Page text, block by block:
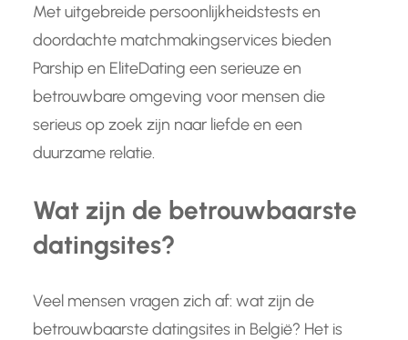
Met uitgebreide persoonlijkheidstests en
doordachte matchmakingservices bieden
Parship en EliteDating een serieuze en
betrouwbare omgeving voor mensen die
serieus op zoek zijn naar liefde en een
duurzame relatie.
Wat zijn de betrouwbaarste
datingsites?
Veel mensen vragen zich af: wat zijn de
betrouwbaarste datingsites in België? Het is